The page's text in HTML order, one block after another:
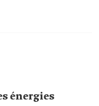
énergies